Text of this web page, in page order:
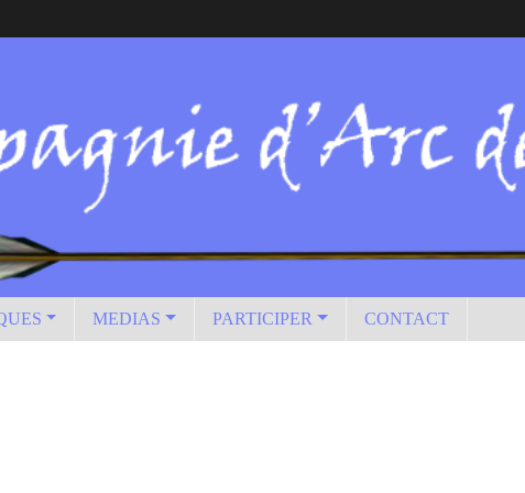
MEDIAS PARTICIPER CONTACT